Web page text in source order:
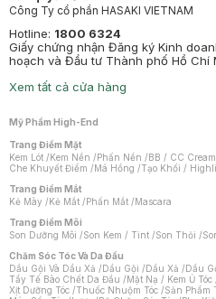
Công Ty cổ phần HASAKI VIETNAM
Hotline: 1800 6324
Giấy chứng nhận Đăng ký Kinh
hoạch và Đầu tư Thành phố Hồ Chí
Xem tất cả cửa hàng
Mỹ Phẩm High-End
Trang Điểm Mặt
Kem Lót /Kem Nền /Phấn Nền /BB / CC Cream
Che Khuyết Điểm /Má Hồng /Tạo Khối /
Trang Điểm Mắt
Kẻ Mày /Kẻ Mắt /Phấn Mắt /Mascara
Trang Điểm Môi
Son Dưỡng Môi /Son Kem / Tint /Son Thỏi /
Chăm Sóc Tóc Và Da Đầu
Dầu Gội Và Dầu Xả /Dầu Gội /Dầu Xả /Dầu
Tẩy Tế Bào Chết Da Đầu /Mặt Nạ / Kem Ủ Tóc
Xịt Dưỡng Tóc /Thuốc Nhuộm Tóc /Sản Phẩm